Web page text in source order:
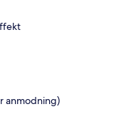
anmodning)